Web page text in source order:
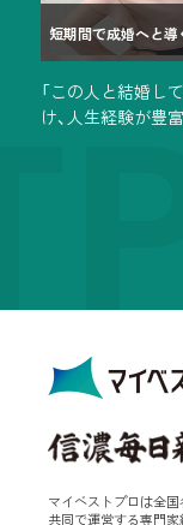
短期間で成婚へと
「この人と結婚し
け、人生経験が豊
マイベストプロは全
共同で運営する専門